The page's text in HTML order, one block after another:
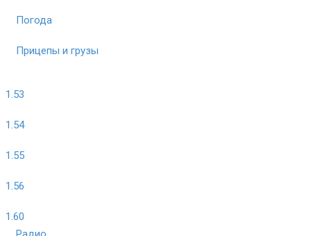
Погода
Прицепы и грузы
1.53
1.54
1.55
1.56
1.60